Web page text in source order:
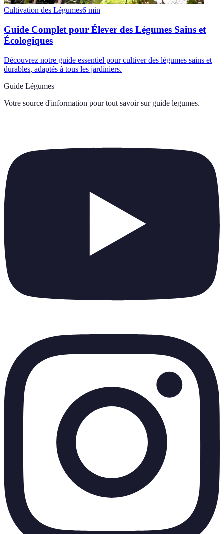
Cultivation des Légumes6 min
Guide Complet pour Élever des Légumes Sains et
Écologiques
Découvrez notre guide essentiel pour cultiver des légumes sains et
durables, adaptés à tous les jardiniers.
Guide Légumes
Votre source d'information pour tout savoir sur guide legumes.